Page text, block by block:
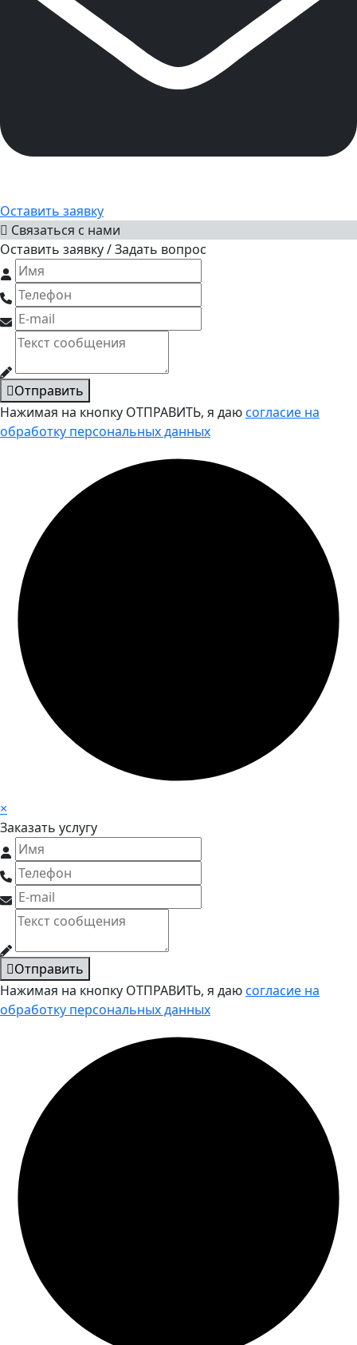
Оставить заявку
Связаться с нами
Оставить заявку / Задать вопрос
Отправить
Нажимая на кнопку ОТПРАВИТЬ, я даюсогласие на
обработку персональных данных
×
Заказать услугу
Отправить
Нажимая на кнопку ОТПРАВИТЬ, я даюсогласие на
обработку персональных данных